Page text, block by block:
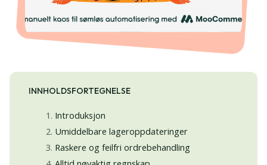
INNHOLDSFORTEGNELSE
Introduksjon
Umiddelbare lageroppdateringer
Raskere og feilfri ordrebehandling